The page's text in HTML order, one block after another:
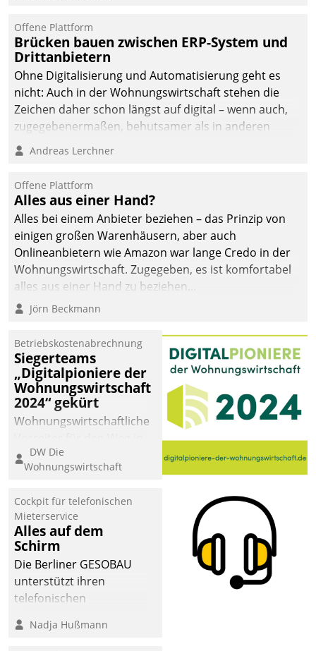
Offene Plattform
Brücken bauen zwischen ERP-System und
Drittanbietern
Ohne Digitalisierung und Automatisierung geht es
nicht: Auch in der Wohnungswirtschaft stehen die
Zeichen daher schon längst auf digital – wenn auch,
zugegebenermaßen, behutsamer als in anderen
Branchen.
Andreas Lerchner
Offene Plattform
Alles aus einer Hand?
Alles bei einem Anbieter beziehen – das Prinzip von
einigen großen Warenhäusern, aber auch
Onlineanbietern wie Amazon war lange Credo in der
Wohnungswirtschaft. Zugegeben, es ist komfortabel
alles aus einer Hand zu beziehen...
Jörn Beckmann
Betriebskostenabrechnung
Siegerteams
„Digitalpioniere der
Wohnungswirtschaft
2024“ gekürt
Wohnungswirtschaftliche
eine digitale Zukunft zu
finden, ist das Ziel des
der
Wohnungswirtschaft“.
Bewerben können sich
dafür ein Team
bestehend aus
Wohnungsunternehmen
und PropTech.
DW Die
Wohnungswirtschaft
Cockpit für telefonischen
Mieterservice
Alles auf dem
Schirm
Die Berliner GESOBAU
unterstützt ihren
telefonischen
digitalen Cockpit, das
Nadja Hußmann